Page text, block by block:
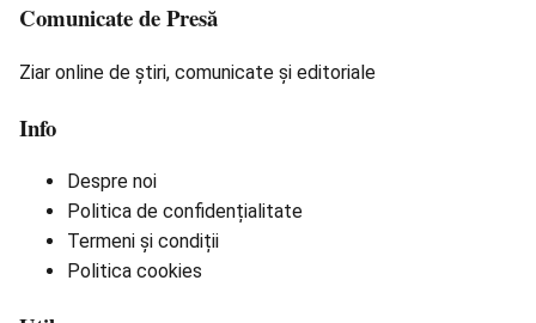
Comunicate de Presă
Ziar online de știri, comunicate și editoriale
Info
Despre noi
Politica de confidențialitate
Termeni și condiții
Politica cookies